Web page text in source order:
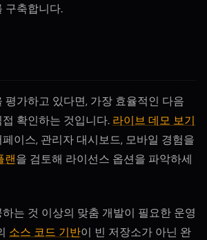
구축합니다.
평가하고 있다면, 가장 효율적인 다음
확인하는 것입니다. 라이브 데모 보기
이스, 관리자 대시보드, 모바일 경험을
랜을 검토해 라이선스 옵션을 파악하세
는 것 이상의 맞춤 개발이 필요한 운영
소스 코드 기반이 빈 저장소가 아닌 완